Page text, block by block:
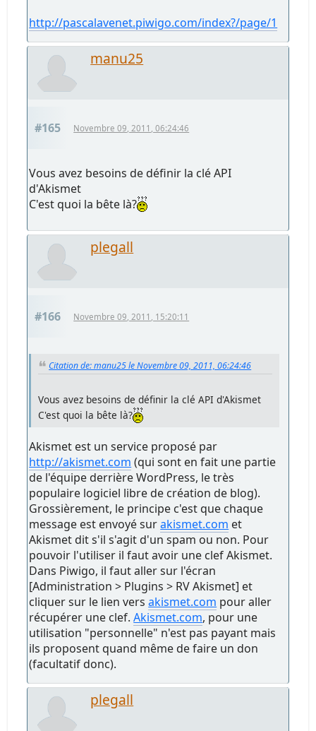
http://pascalavenet.piwigo.com/index?/page/1
manu25
#165 Novembre 09, 2011, 06:24:46
Vous avez besoins de définir la clé API
d'Akismet
C'est quoi la bête là?
plegall
#166 Novembre 09, 2011, 15:20:11
Citation de: manu25 le Novembre 09, 2011, 06:24:46
Vous avez besoins de définir la clé API d'Akismet
C'est quoi la bête là?
Akismet est un service proposé par
http://akismet.com (qui sont en fait une partie
de l'équipe derrière WordPress, le très
populaire logiciel libre de création de blog).
Grossièrement, le principe c'est que chaque
message est envoyé surakismet.com et
Akismet dit s'il s'agit d'un spam ou non. Pour
pouvoir l'utiliser il faut avoir une clef Akismet.
Dans Piwigo, il faut aller sur l'écran
[Administration > Plugins > RV Akismet] et
cliquer sur le lien versakismet.com pour aller
récupérer une clef.Akismet.com, pour une
utilisation "personnelle" n'est pas payant mais
ils proposent quand même de faire un don
(facultatif donc).
plegall